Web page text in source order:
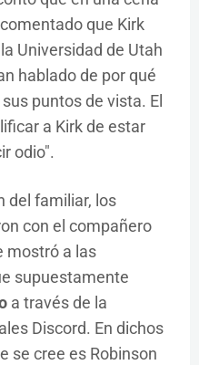
que Kirk
Universidad de Utah
hablado de por qué
puntos de vista. El
a Kirk de estar
odio".
del familiar, los
con el compañero
mostró a las
supuestamente
a través de la
Discord. En dichos
se cree es Robinson